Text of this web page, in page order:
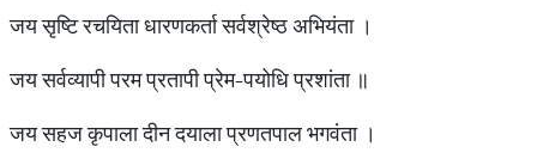
जय सृष्टि रचयिता धारणकर्ता सर्वश्रेष्ठ अभियंता ।
जय सर्वव्यापी परम प्रतापी प्रेम-पयोधि प्रशांता ॥
जय सहज कृपाला दीन दयाला प्रणतपाल भगवंता ।